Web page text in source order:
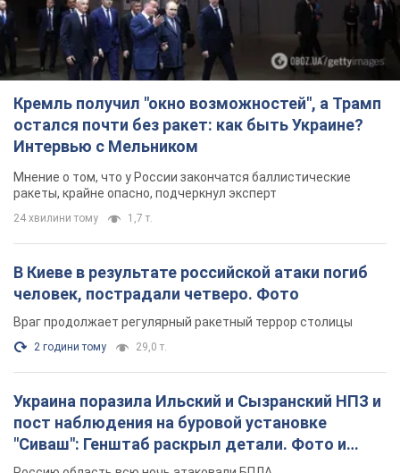
Кремль получил "окно возможностей", а Трамп
остался почти без ракет: как быть Украине?
Интервью с Мельником
Мнение о том, что у России закончатся баллистические
ракеты, крайне опасно, подчеркнул эксперт
24 хвилини тому 1,7 т.
В Киеве в результате российской атаки погиб
человек, пострадали четверо. Фото
Враг продолжает регулярный ракетный террор столицы
2 години тому 29,0 т.
Украина поразила Ильский и Сызранский НПЗ и
пост наблюдения на буровой установке
"Сиваш": Генштаб раскрыл детали. Фото и
видео